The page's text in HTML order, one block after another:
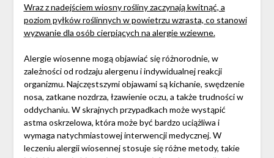
Wraz z nadejściem wiosny rośliny zaczynają kwitnąć, a
poziom pyłków roślinnych w powietrzu wzrasta, co stanowi
wyzwanie dla osób cierpiących na alergie wziewne.
Alergie wiosenne mogą objawiać się różnorodnie, w
zależności od rodzaju alergenu i indywidualnej reakcji
organizmu. Najczęstszymi objawami są kichanie, swędzenie
nosa, zatkane nozdrza, łzawienie oczu, a także trudności w
oddychaniu. W skrajnych przypadkach może wystąpić
astma oskrzelowa, która może być bardzo uciążliwa i
wymaga natychmiastowej interwencji medycznej. W
leczeniu alergii wiosennej stosuje się różne metody, takie